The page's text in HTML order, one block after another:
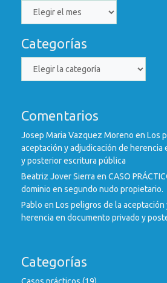
Archivo
mensual
Categorías
Categorías
Comentarios
Josep Maria Vazquez Moreno en Los
aceptación y adjudicación de herencia
y posterior escritura pública
Beatriz Jover Sierra en CASO
dominio en segundo nudo propietario.
Pablo en Los peligros de la aceptación
herencia en documento privado y
Categorías